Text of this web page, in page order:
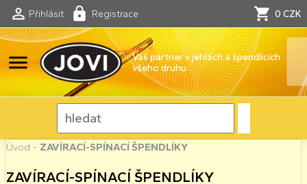
Přihlásit Registrace 0 CZK
menu
Váš partner v jehlách a špendlících
všeho druhu
Úvod - ZAVÍRACÍ-SPÍNACÍ ŠPENDLÍKY
ZAVÍRACÍ-SPÍNACÍ ŠPENDLÍKY